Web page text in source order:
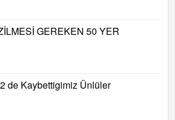
GEREKEN 50 YER
de Kaybettigimiz Ünlüler